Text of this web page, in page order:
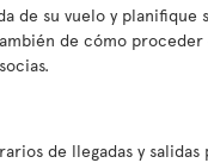
de su vuelo y planifique
de cómo
de llegadas y salidas